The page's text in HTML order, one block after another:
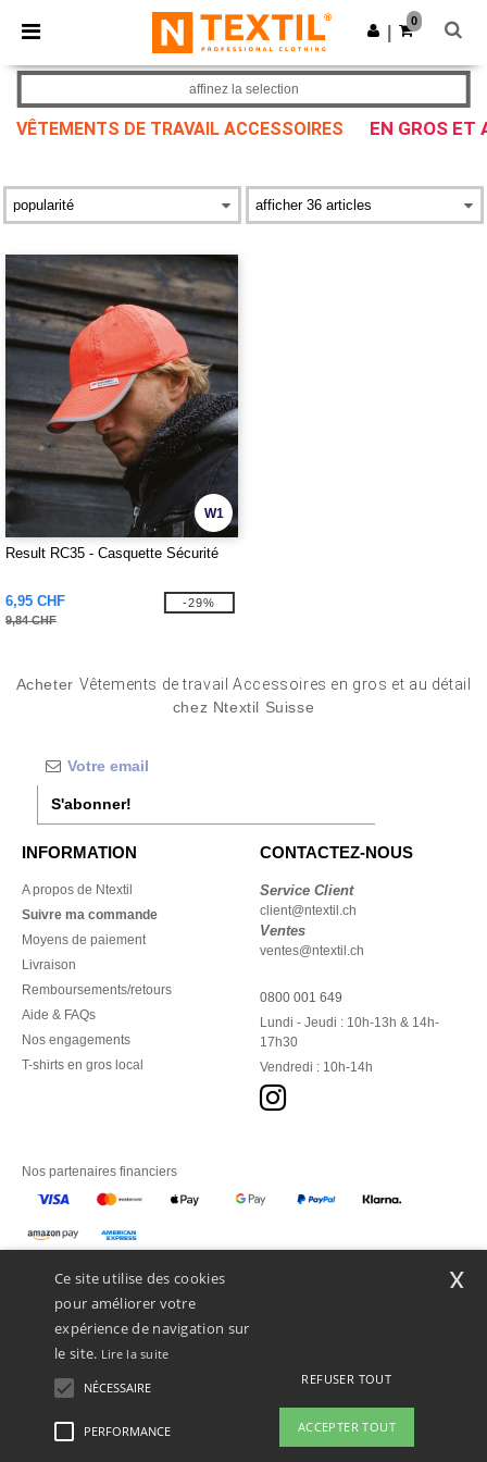
× Appli Ntextil
Meilleurs prix sur l’app !
Obtenir l'appli
0
VÊTEMENTS DE TRAVAIL ACCESSOIRES EN GROS ET
affinez la selection
W1
Result RC35 - Casquette Sécurité
6,95 CHF
9,84 CHF
-29%
Acheter Vêtements de travail Accessoires en gros et au détail
chez Ntextil Suisse
S'abonner!
INFORMATION
A propos de Ntextil
Suivre ma commande
Moyens de paiement
Livraison
Remboursements/retours
Aide & FAQs
Nos engagements
T-shirts en gros local
CONTACTEZ-NOUS
Service Client
client@ntextil.ch
Ventes
ventes@ntextil.ch
0800 001 649
Lundi - Jeudi : 10h-13h & 14h-
17h30
Vendredi : 10h-14h
Nos partenaires financiers
Ce site utilise des cookies
pour améliorer votre
expérience de navigation sur
le site. Lire la suite
NÉCESSAIRE
PERFORMANCE
REFUSER TOUT
ACCEPTER TOUT
x